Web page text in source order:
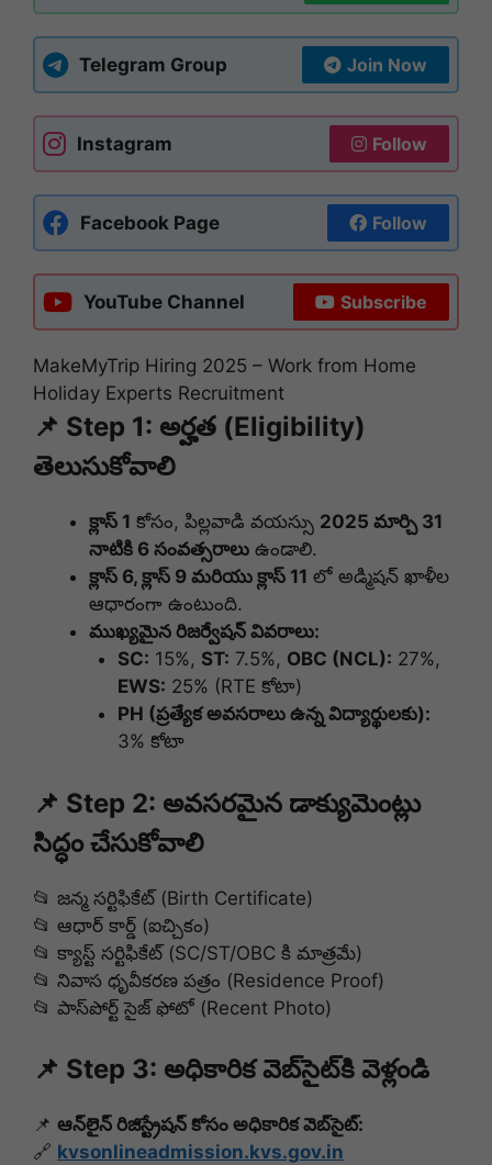
Telegram Group Join Now
Instagram Follow
Facebook Page Follow
YouTube Channel Subscribe
MakeMyTrip Hiring 2025 – Work from Home
Holiday Experts Recruitment
📌 Step 1: అర్హత (Eligibility)
తెలుసుకోవాలి
క్లాస్ 1 కోసం, పిల్లవాడి వయస్సు 2025 మార్చి 31
నాటికి 6 సంవత్సరాలు ఉండాలి.
క్లాస్ 6, క్లాస్ 9 మరియు క్లాస్ 11 లో అడ్మిషన్ ఖాళీల
ఆధారంగా ఉంటుంది.
ముఖ్యమైన రిజర్వేషన్ వివరాలు:
SC: 15%, ST: 7.5%, OBC (NCL): 27%,
EWS: 25% (RTE కోటా)
PH (ప్రత్యేక అవసరాలు ఉన్న విద్యార్థులకు):
3% కోటా
📌 Step 2: అవసరమైన డాక్యుమెంట్లు
సిద్ధం చేసుకోవాలి
📂 జన్మ సర్టిఫికేట్ (Birth Certificate)
📂 ఆధార్ కార్డ్ (ఐచ్చికం)
📂 క్యాస్ట్ సర్టిఫికేట్ (SC/ST/OBC కి మాత్రమే)
📂 నివాస ధృవీకరణ పత్రం (Residence Proof)
📂 పాస్‌పోర్ట్ సైజ్ ఫోటో (Recent Photo)
📌 Step 3: అధికారిక వెబ్‌సైట్‌కి వెళ్లండి
📌 ఆన్‌లైన్ రిజిస్ట్రేషన్ కోసం అధికారిక వెబ్‌సైట్:
🔗 kvsonlineadmission.kvs.gov.in